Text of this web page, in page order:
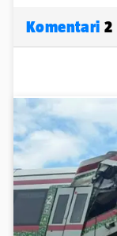
Komentari 2